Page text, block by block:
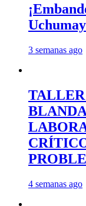
3 semanas ago
4 semanas ago